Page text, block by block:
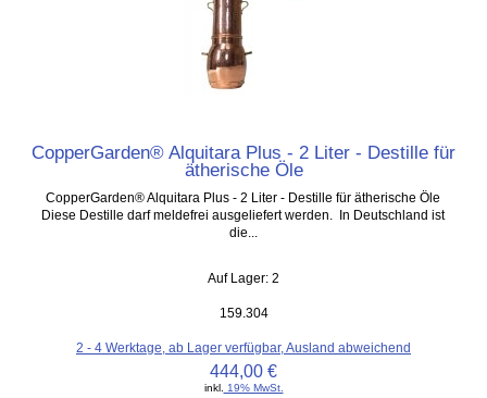
CopperGarden® Alquitara Plus - 2 Liter - Destille für
ätherische Öle
CopperGarden® Alquitara Plus - 2 Liter - Destille für ätherische Öle
Diese Destille darf meldefrei ausgeliefert werden. In Deutschland ist
die...
Auf Lager: 2
159.304
2 - 4 Werktage, ab Lager verfügbar, Ausland abweichend
444,00 €
inkl.
19% MwSt.